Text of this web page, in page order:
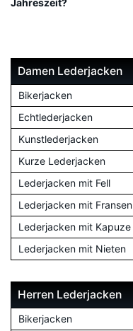
Jahreszeit?
Damen Lederjacken
Bikerjacken
Echtlederjacken
Kunstlederjacken
Kurze Lederjacken
Lederjacken mit Fell
Lederjacken mit Fransen
Lederjacken mit Kapuze
Lederjacken mit Nieten
Herren Lederjacken
Bikerjacken